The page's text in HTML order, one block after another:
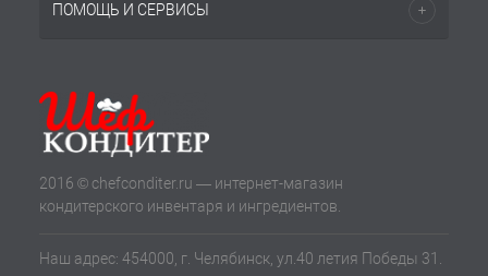
ПОМОЩЬ И СЕРВИСЫ
2016 © chefconditer.ru — интернет-магазин
кондитерского инвентаря и ингредиентов.
Наш адрес: 454000, г. Челябинск, ул.40 летия Победы 31.